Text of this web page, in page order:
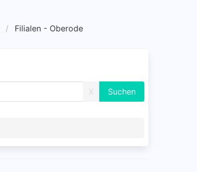
Filialen - Oberode
X